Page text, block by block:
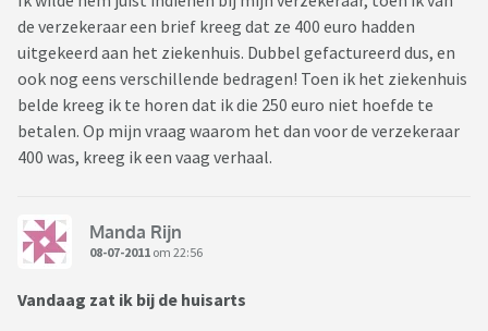
de verzekeraar een brief kreeg dat ze 400 euro hadden
uitgekeerd aan het ziekenhuis. Dubbel gefactureerd dus, en
ook nog eens verschillende bedragen! Toen ik het ziekenhuis
belde kreeg ik te horen dat ik die 250 euro niet hoefde te
betalen. Op mijn vraag waarom het dan voor de verzekeraar
400 was, kreeg ik een vaag verhaal.
Manda Rijn
08-07-2011 om 22:56
Vandaag zat ik bij de huisarts